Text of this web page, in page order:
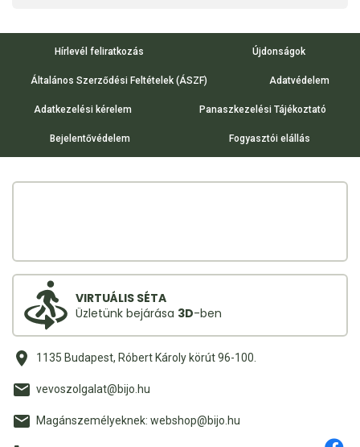
Hírlevél feliratkozás Újdonságok
Általános Szerződési Feltételek (ÁSZF) Adatvédelem
Adatkezelési kérelem Panaszkezelési Tájékoztató
Bejelentővédelem Fogyasztói elállás
VIRTUÁLIS SÉTA
Üzletünk bejárása 3D-ben
1135 Budapest, Róbert Károly körút 96-100.
vevoszolgalat@bijo.hu
Magánszemélyeknek: webshop@bijo.hu